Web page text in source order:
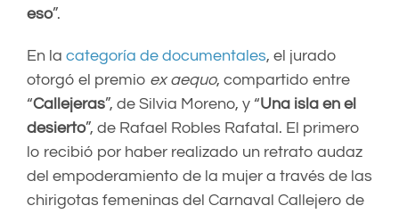
eso”.
En la categoría de documentales, el jurado
otorgó el premio ex aequo, compartido entre
“Callejeras”, de Silvia Moreno, y “Una isla en el
desierto”, de Rafael Robles Rafatal. El primero
lo recibió por haber realizado un retrato audaz
del empoderamiento de la mujer a través de las
chirigotas femeninas del Carnaval Callejero de